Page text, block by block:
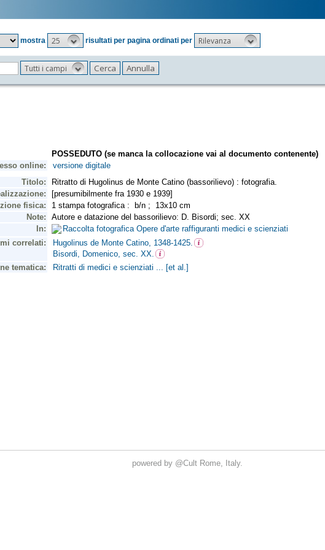
mostra
25 risultati per pagina ordinati per Rilevanza
Tutti i campi
powered by @Cult Rome, Italy.